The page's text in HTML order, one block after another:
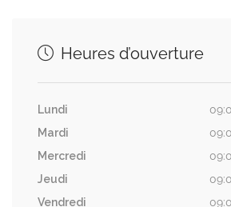
Heures d’ouverture
Lundi
Mardi
Mercredi
Jeudi
Vendredi